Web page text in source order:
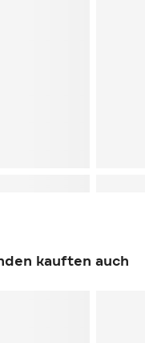
kauften auch